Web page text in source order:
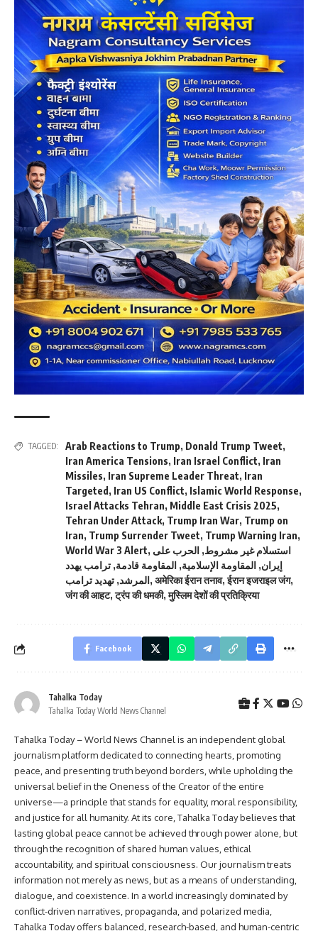
TAGGED: Arab Reactions to Trump, Donald Trump Tweet,
Iran America Tensions, Iran Israel Conflict, Iran
Missiles, Iran Supreme Leader Threat, Iran
Targeted , Iran US Conflict, Islamic World Response,
Israel Attacks Tehran, Middle East Crisis 2025,
Tehran Under Attack, Trump Iran War, Trump on
Iran, Trump Surrender Tweet, Trump Warning Iran,
World War 3 Alert, استسلام غير مشروط, الحرب على
إيران, المقاومة الإسلامية, المقاومة قادمة, ترامب یهدد
المرشد, تهديد ترامب , अमेरिका ईरान तनाव,ईरान इजराइल जंग,
जंग की आहट,ट्रंप की धमकी,मुस्लिम देशों की प्रतिक्रिया
Facebook
Tahalka Today
Tahalka Today World News Channel
Tahalka Today – World News Channel is an independent global
journalism platform dedicated to connecting hearts, promoting
peace, and presenting truth beyond borders, while upholding the
universal belief in the Oneness of the Creator of the entire
universe—a principle that stands for equality, moral responsibility,
and justice for all humanity. At its core, Tahalka Today believes that
lasting global peace cannot be achieved through power alone, but
through the recognition of shared human values, ethical
accountability, and spiritual consciousness. Our journalism treats
information not merely as news, but as a means of understanding,
dialogue, and coexistence. In a world increasingly dominated by
conflict-driven narratives, propaganda, and polarized media,
Tahalka Today offers balanced, research-based, and human-centric